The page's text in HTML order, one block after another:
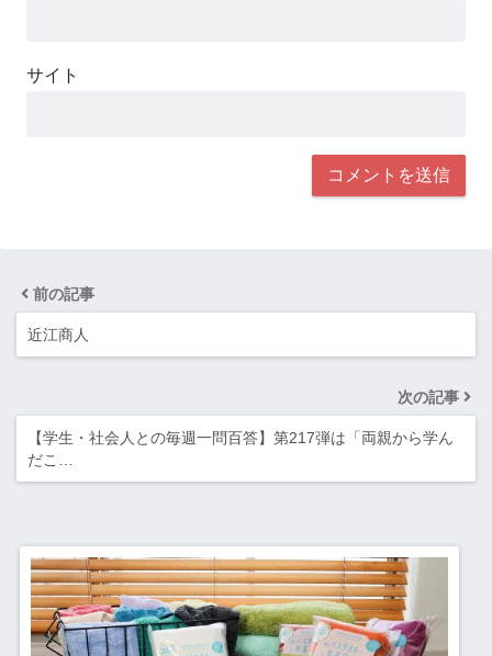
サイト
前の記事
近江商人
次の記事
【学生・社会人との毎週一問百答】第217弾は「両親から学ん
だこ…